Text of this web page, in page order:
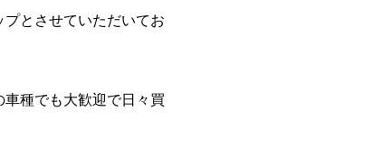
とさせていただいてお
種でも大歓迎で日々買